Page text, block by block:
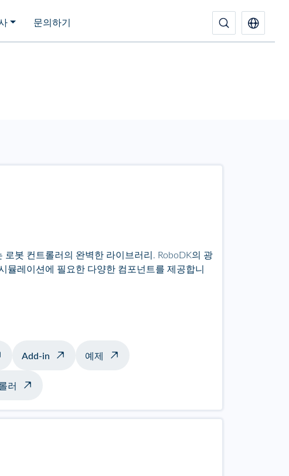
문의하기
로봇 컨트롤러의 완벽한 라이브러리. RoboDK의 광
뮬레이션에 필요한 다양한 컴포넌트를 제공합니
Add-in 예제
러